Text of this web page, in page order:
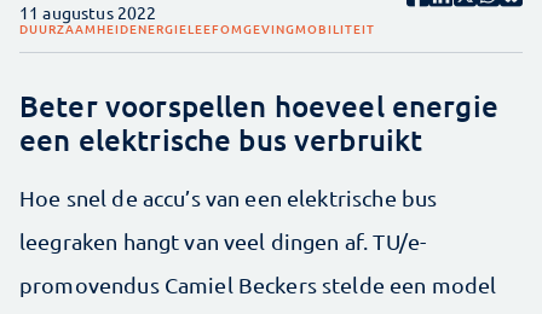
11 augustus 2022
DUURZAAMHEIDENERGIELEEFOMGEVINGMOBILITEIT
Beter voorspellen hoeveel energie
een elektrische bus verbruikt
Hoe snel de accu’s van een elektrische bus
leegraken hangt van veel dingen af. TU/e-
promovendus Camiel Beckers stelde een model